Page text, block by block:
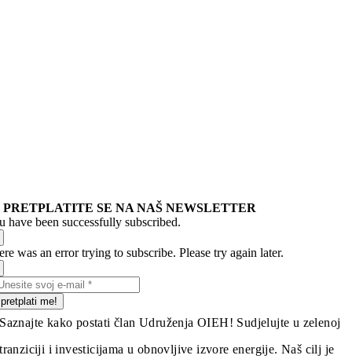
PRETPLATITE SE NA NAŠ NEWSLETTER
have been successfully subscribed.
was an error trying to subscribe. Please try again later.
pretplati me!
Saznajte kako postati član Udruženja OIEH! Sudjelujte u zelenoj
tranziciji i investicijama u obnovljive izvore energije. Naš cilj je